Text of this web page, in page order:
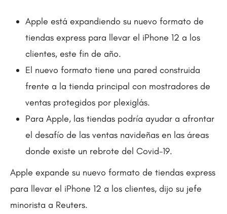
Apple está expandiendo su nuevo formato de
tiendas express para llevar el iPhone 12 a los
clientes, este fin de año.
El nuevo formato tiene una pared construida
frente a la tienda principal con mostradores de
ventas protegidos por plexiglás.
Para Apple, las tiendas podría ayudar a afrontar
el desafío de las ventas navideñas en las áreas
donde existe un rebrote del Covid-19.
Apple expande su nuevo formato de tiendas express
para llevar el iPhone 12 a los clientes, dijo su jefe
minorista a Reuters.